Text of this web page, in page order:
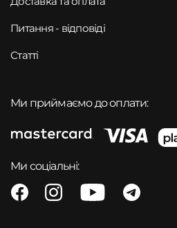
Питання - відповіді
Статті
Ми приймаємо до оплати:
Ми соціальні: